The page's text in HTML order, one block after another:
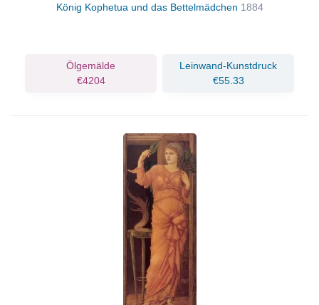
König Kophetua und das Bettelmädchen 1884
Ölgemälde
€4204
Leinwand-Kunstdruck
€55.33